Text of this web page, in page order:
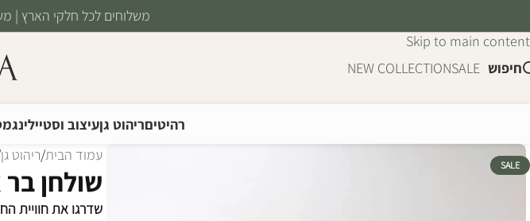
Skip to main content
משלוחים לכל חלקי הארץ |
חיפוש SALE
NEW COLLECTION
רהיטיםריהוט גןעיצוב וסטיילינג
SALE
עמוד הבית/ריהוט גן
שולחן
שדרגו את חוויית